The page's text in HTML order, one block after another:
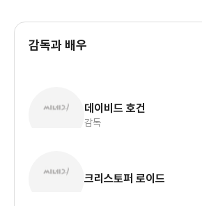
감독과 배우
데이비드 호건
감독
크리스토퍼 로이드